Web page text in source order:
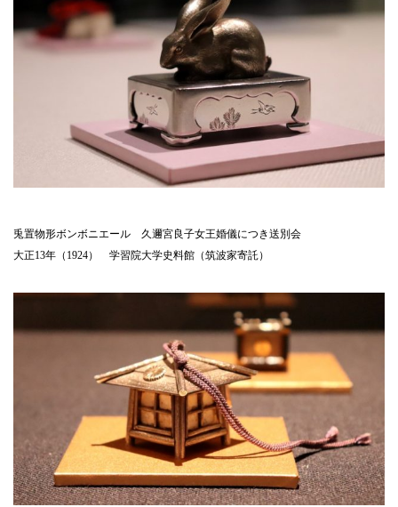
兎置物形ボンボニエール 久邇宮良子女王婚儀につき送別会
大正13年（1924） 学習院大学史料館（筑波家寄託）